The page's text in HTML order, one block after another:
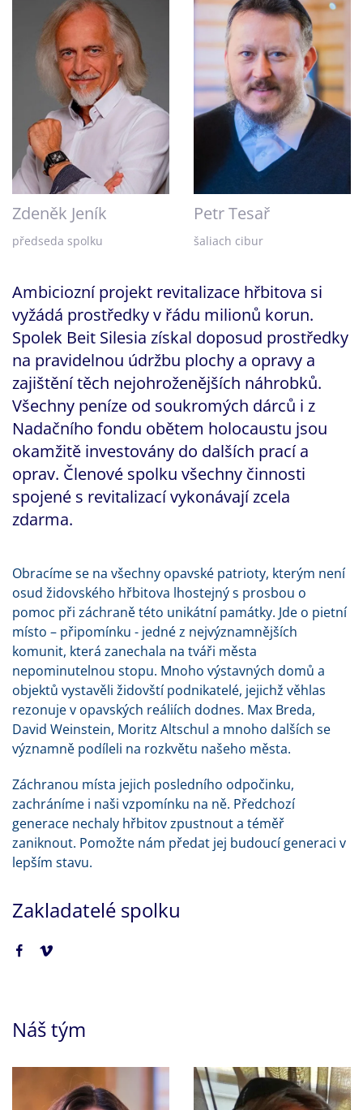
Zdeněk Jeník
předseda spolku
Petr Tesař
šaliach cibur
Ambiciozní projekt revitalizace hřbitova si
vyžádá prostředky v řádu milionů korun.
Spolek Beit Silesia získal doposud prostředky
na pravidelnou údržbu plochy a opravy a
zajištění těch nejohroženějších náhrobků.
Všechny peníze od soukromých dárců i z
Nadačního fondu obětem holocaustu jsou
okamžitě investovány do dalších prací a
oprav. Členové spolku všechny činnosti
spojené s revitalizací vykonávají zcela
zdarma.
Obracíme se na všechny opavské patrioty, kterým není
osud židovského hřbitova lhostejný s prosbou o
pomoc při záchraně této unikátní památky. Jde o pietní
místo – připomínku - jedné z nejvýznamnějších
komunit, která zanechala na tváři města
nepominutelnou stopu. Mnoho výstavných domů a
objektů vystavěli židovští podnikatelé, jejichž věhlas
rezonuje v opavských reáliích dodnes. Max Breda,
David Weinstein, Moritz Altschul a mnoho dalších se
významně podíleli na rozkvětu našeho města.
Záchranou místa jejich posledního odpočinku,
zachráníme i naši vzpomínku na ně. Předchozí
generace nechaly hřbitov zpustnout a téměř
zaniknout. Pomožte nám předat jej budoucí generaci v
lepším stavu.
Zakladatelé spolku
Náš tým